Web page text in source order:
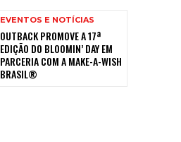
EVENTOS E NOTÍCIAS
OUTBACK PROMOVE A 17ª
EDIÇÃO DO BLOOMIN’ DAY EM
PARCERIA COM A MAKE-A-WISH
BRASIL®